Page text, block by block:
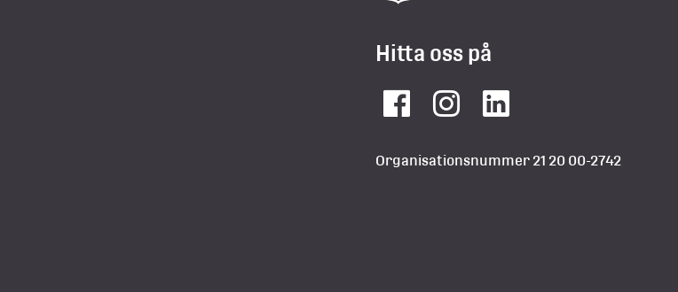
Hitta oss på
FacebookInstagramLinkedIn
Organisationsnummer 21 20 00-2742